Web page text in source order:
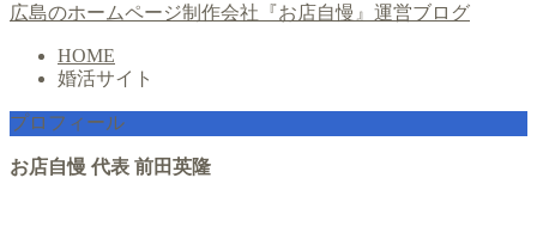
広島のホームページ制作会社『お店自慢』運営ブログ
HOME
婚活サイト
プロフィール
お店自慢 代表 前田英隆